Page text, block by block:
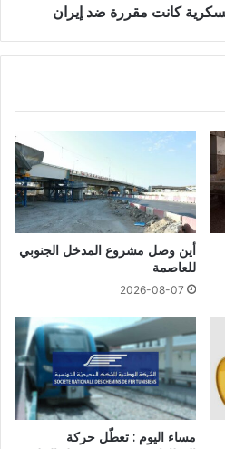
كانت مقررة ضد إيران
أين وصل مشروع المدخل الجنوبي
للعاصمة
2026-08-07
مساء اليوم : تعطّل حركة